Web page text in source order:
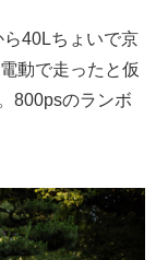
40Lちょいで京
動で走ったと仮
800psのランボ